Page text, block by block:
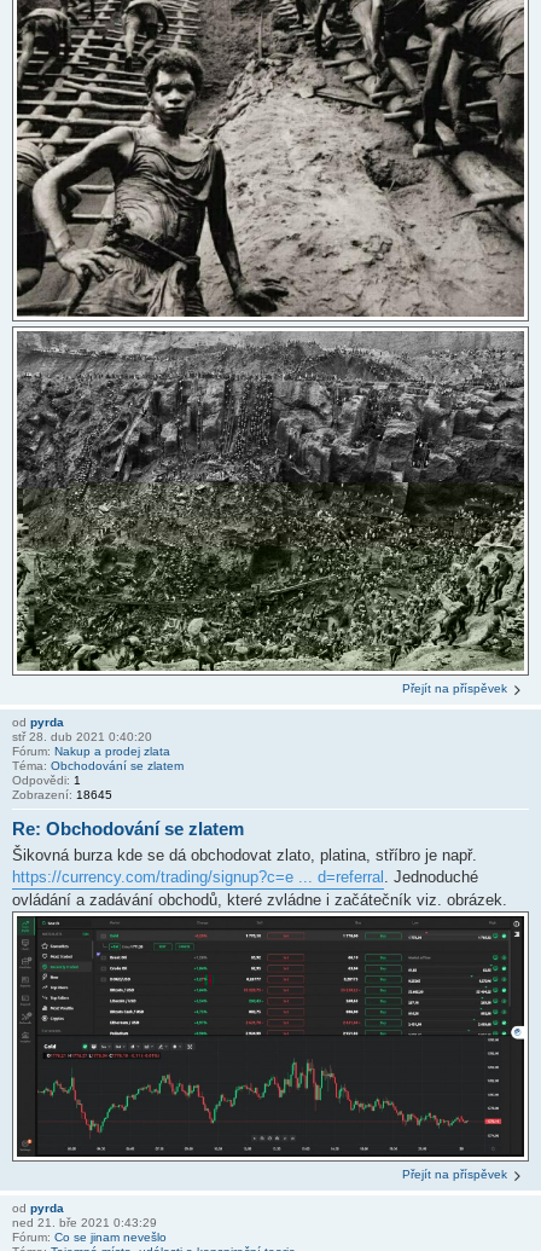
Přejít na příspěvek
od pyrda
stř 28. dub 2021 0:40:20
Fórum: Nakup a prodej zlata
Téma: Obchodování se zlatem
Odpovědi: 1
Zobrazení: 18645
Re: Obchodování se zlatem
Šikovná burza kde se dá obchodovat zlato, platina, stříbro je např.
https://currency.com/trading/signup?c=e ... d=referral . Jednoduché
ovládání a zadávání obchodů, které zvládne i začátečník viz. obrázek.
Přejít na příspěvek
od pyrda
ned 21. bře 2021 0:43:29
Fórum: Co se jinam nevešlo